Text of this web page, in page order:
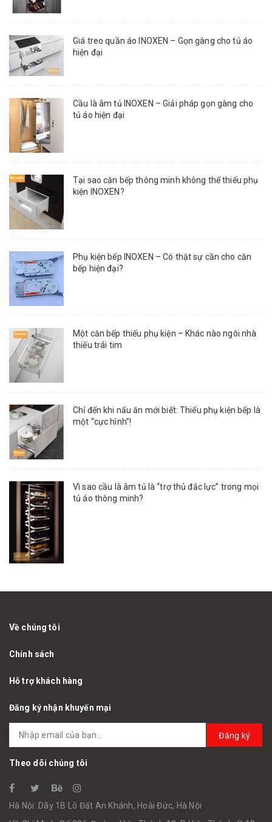
Giá treo quần áo INOXEN – Gọn gàng cho tủ áo
hiện đại
Cầu là âm tủ INOXEN – Giải pháp gọn gàng cho
tủ áo hiện đại
Tại sao căn bếp thông minh không thể thiếu phụ
kiện INOXEN?
Phụ kiện bếp INOXEN – Có thật sự cần cho căn
bếp hiện đại?
Một căn bếp thiếu phụ kiện – Khác nào ngôi nhà
thiếu trái tim
Chỉ đến khi nấu ăn mới biết: Thiếu phụ kiện bếp là
một “cực hình”!
Vì sao cầu là âm tủ là “trợ thủ đắc lực” trong mọi
tủ áo thông minh?
Về chúng tôi
Chính sách
Hỗ trợ khách hàng
Đăng ký nhận khuyến mại
Đăng ký
Theo dõi chúng tôi
Hà Nội: Dãy 1B Lô Đất An Khánh, Hoài Đức, Hà Nội